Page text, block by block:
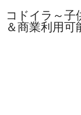
コドイラ～子
＆商業利用可